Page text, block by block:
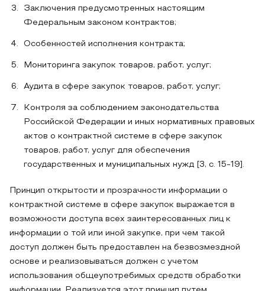
Заключения предусмотренных настоящим
Федеральным законом контрактов;
Особенностей исполнения контракта;
Мониторинга закупок товаров, работ, услуг;
Аудита в сфере закупок товаров, работ, услуг;
Контроля за соблюдением законодательства
Российской Федерации и иных нормативных правовых
актов о контрактной системе в сфере закупок
товаров, работ, услуг для обеспечения
государственных и муниципальных нужд [3, с. 15-19].
Принцип открытости и прозрачности информации о
контрактной системе в сфере закупок выражается в
возможности доступа всех заинтересованных лиц к
информации о той или иной закупке, при чем такой
доступ должен быть предоставлен на безвозмездной
основе и реализовываться должен с учетом
использования общеупотребимых средств обработки